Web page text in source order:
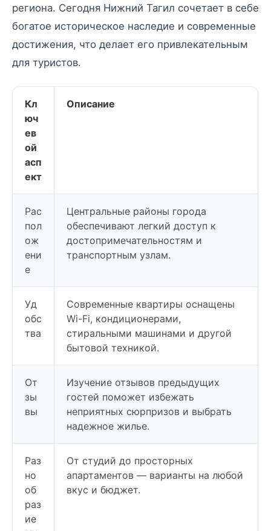
региона. Сегодня Нижний Тагил сочетает в себе
богатое историческое наследие и современные
достижения, что делает его привлекательным
для туристов.
Кл
юч
ев
ой
асп
ект
Описание
Рас
пол
ож
ени
е
Центральные районы города
обеспечивают легкий доступ к
достопримечательностям и
транспортным узлам.
Уд
обс
тва
Современные квартиры оснащены
Wi-Fi, кондиционерами,
стиральными машинами и другой
бытовой техникой.
От
зы
вы
Изучение отзывов предыдущих
гостей поможет избежать
неприятных сюрпризов и выбрать
надежное жилье.
Раз
но
об
раз
ие
От студий до просторных
апартаментов — варианты на любой
вкус и бюджет.